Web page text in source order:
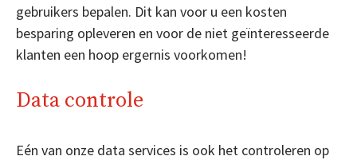
gebruikers bepalen. Dit kan voor u een kosten
besparing opleveren en voor de niet geïnteresseerde
klanten een hoop ergernis voorkomen!
Data controle
Eén van onze data services is ook het controleren op